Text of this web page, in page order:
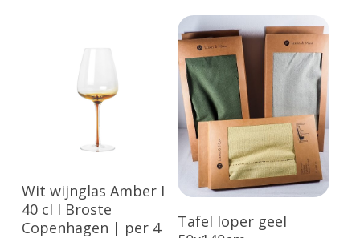
Toevoegen Aan
Winkelwagen
Wit wijnglas Amber I
40 cl I Broste
Copenhagen | per 4
Toevoegen Aan
Winkelwagen
Tafel loper geel